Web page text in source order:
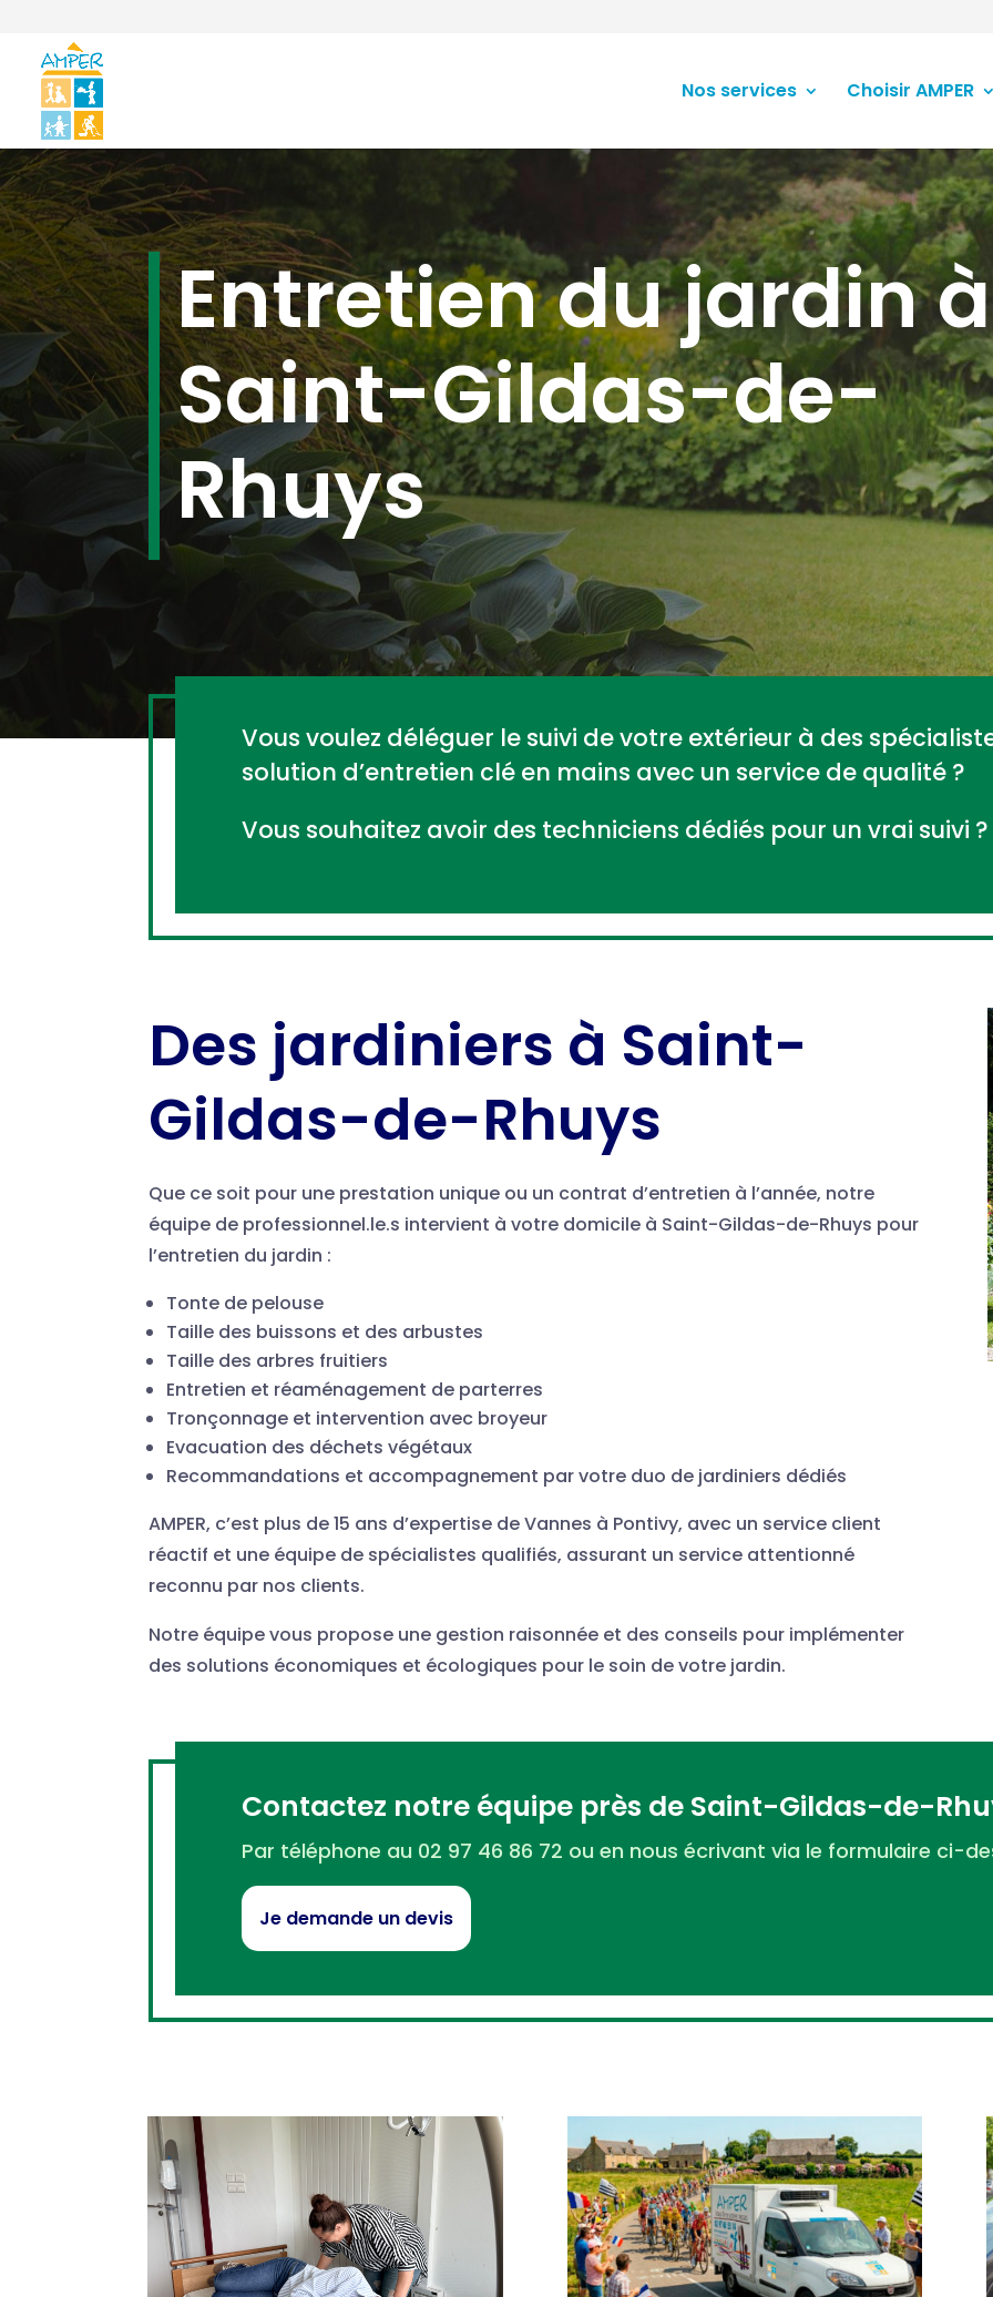
Nos services Choisir AMPER
Entretien du jardin à
Saint-Gildas-de-
Rhuys
Vous voulez déléguer le suivi de votre extérieur à des
solution d’entretien clé en mains avec un service de qualité ?
Vous souhaitez avoir des techniciens dédiés pour un vrai suivi ?
Des jardiniers à Saint-
Gildas-de-Rhuys
Que ce soit pour une prestation unique ou un contrat d’entretien à l’année, notre
équipe de professionnel.le.s intervient à votre domicile à Saint-Gildas-de-Rhuys pour
l’entretien du jardin :
Tonte de pelouse
Taille des buissons et des arbustes
Taille des arbres fruitiers
Entretien et réaménagement de parterres
Tronçonnage et intervention avec broyeur
Evacuation des déchets végétaux
Recommandations et accompagnement par votre duo de jardiniers dédiés
AMPER, c’est plus de 15 ans d’expertise de Vannes à Pontivy, avec un service client
réactif et une équipe de spécialistes qualifiés, assurant un service attentionné
reconnu par nos clients.
Notre équipe vous propose une gestion raisonnée et des conseils pour implémenter
des solutions économiques et écologiques pour le soin de votre jardin.
Contactez notre équipe près de Saint-Gildas-de-
Par téléphone au 02 97 46 86 72 ou en nous écrivant via le formulaire ci-
Je demande un devis